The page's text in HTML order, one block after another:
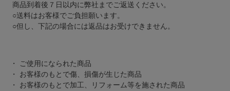
商品到着後７日以内に弊社までご返送ください。
○送料はお客様でご負担願います。
○但し、下記の場合には返品はお受けできません。
ご使用になられた商品
お客様のもとで傷、損傷が生じた商品
お客様のもとで加工、リフォーム等を施された商品